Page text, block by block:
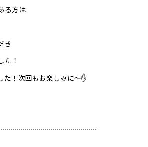
る方は
き
た！
た！次回もお楽しみに〜✋